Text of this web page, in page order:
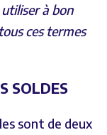
à bon
ces termes
SOLDES
sont de deux